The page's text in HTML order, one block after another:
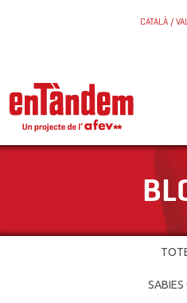
CATALÀ /
SABIES